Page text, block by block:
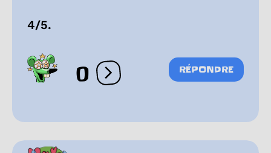
4/5.
0 Ouvrir les réactions
RÉPONDRE